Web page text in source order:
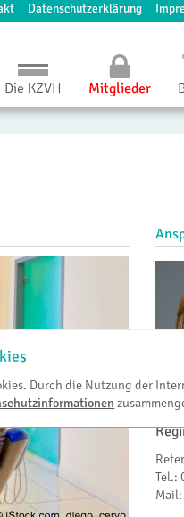
Datenschutzerklärung
Durch die Nutzung der
Die KZVH Mitglieder
Tel.:
Mail: